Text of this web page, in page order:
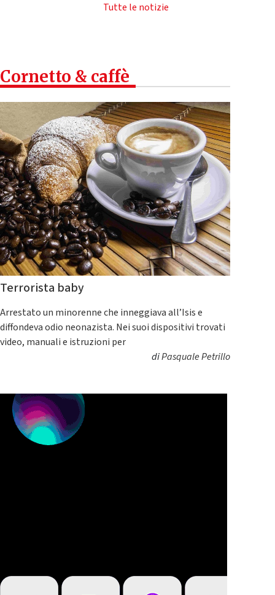
Tutte le notizie
Cornetto & caffè
Terrorista baby
Arrestato un minorenne che inneggiava all’Isis e
diffondeva odio neonazista. Nei suoi dispositivi trovati
video, manuali e istruzioni per
diPasquale Petrillo